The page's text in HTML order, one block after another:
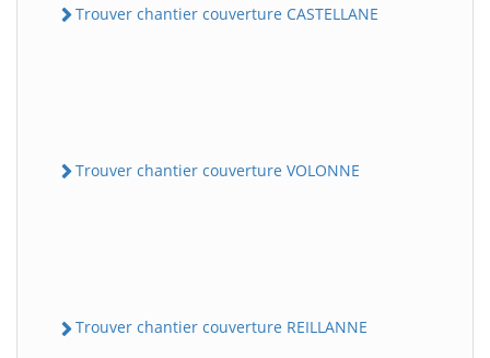
Trouver chantier couverture CASTELLANE
Trouver chantier couverture VOLONNE
Trouver chantier couverture REILLANNE